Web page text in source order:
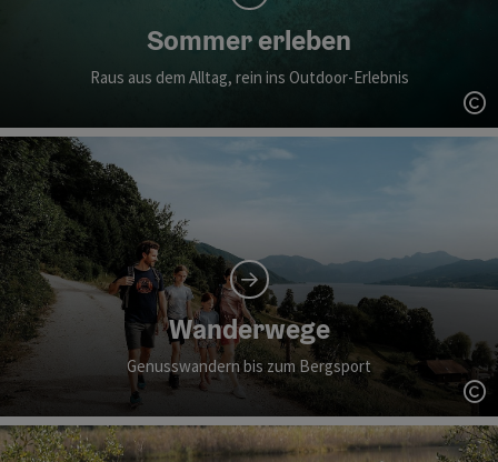
Sommer erleben
Raus aus dem Alltag, rein ins Outdoor-Erlebnis
Wanderwege
Genusswandern bis zum Bergsport